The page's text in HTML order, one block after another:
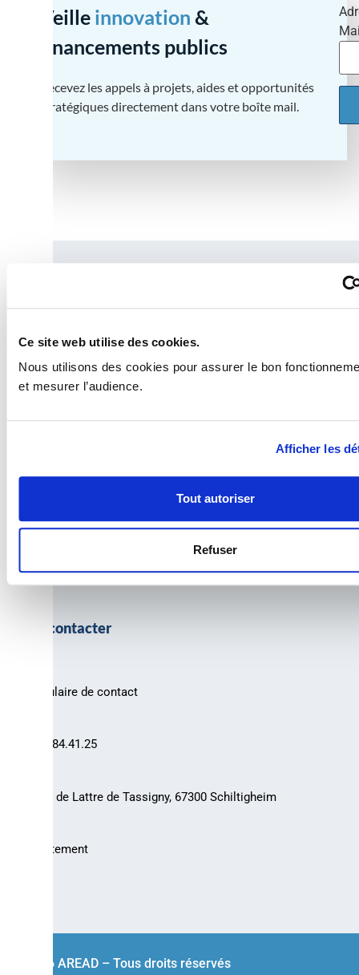
Ce site web utilise des cookies.
Nous utilisons des cookies pour assurer le bon
et mesurer l’audience.
Afficher les
Tout autoriser
Refuser
Veille innovation &
financements publics
Recevez les appels à projets, aides et opportunités
stratégiques directement dans votre boîte mail.
et la croissance des entreprises.
Financement de projet d’entreprise
Innovation -- R&D
Nous contacter
Formulaire de contact
03.88.84.41.25
30 rue de Lattre de Tassigny, 67300 Schiltigheim
Recrutement
© 2026 AREAD – Tous droits réservés